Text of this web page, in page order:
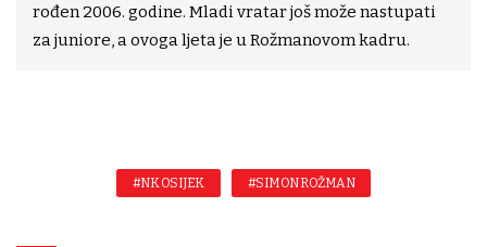
rođen 2006. godine. Mladi vratar još može nastupati
za juniore, a ovoga ljeta je u Rožmanovom kadru.
#NK OSIJEK #SIMON ROŽMAN